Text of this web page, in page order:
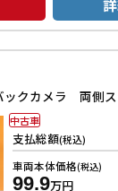
支払総額(税込)
車両本体価格(税込)
99.9万円
中古車